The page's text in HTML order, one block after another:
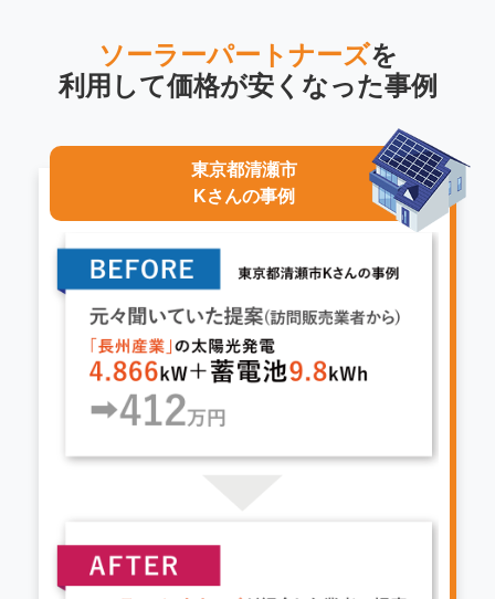
ソーラーパートナーズを
利用して価格が安くなった事例
東京都清瀬市
Kさんの事例